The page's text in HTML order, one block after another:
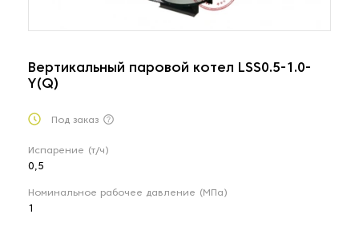
Вертикальный паровой котел LSS0.5-1.0-
Y(Q)
Под заказ
Испарение (т/ч)
0,5
Номинальное рабочее давление (МПа)